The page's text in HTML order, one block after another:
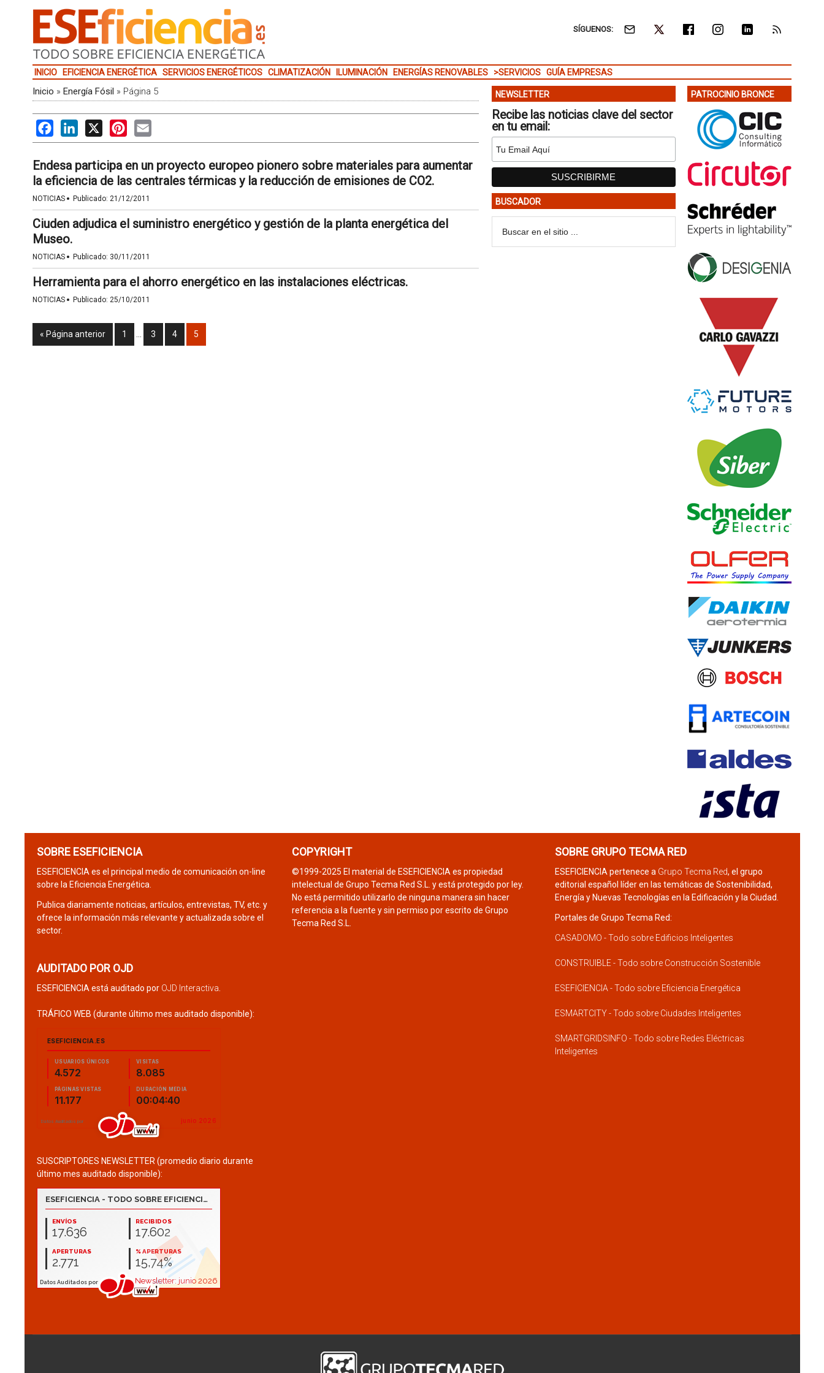
SÍGUENOS:
INICIO EFICIENCIA ENERGÉTICA SERVICIOS ENERGÉTICOS CLIMATIZACIÓN ILUMINACIÓN ENERGÍAS RENOVABLES >SERVICIOS GUÍA EMPRESAS
Inicio » Energía Fósil » Página 5
FacebookLinkedIn
X PinterestEmail
Endesa participa en un proyecto europeo pionero sobre materiales para aumentar
la eficiencia de las centrales térmicas y la reducción de emisiones de CO2.
NOTICIAS · Publicado: 21/12/2011
Ciuden adjudica el suministro energético y gestión de la planta energética del
Museo.
NOTICIAS · Publicado: 30/11/2011
Herramienta para el ahorro energético en las instalaciones eléctricas.
NOTICIAS · Publicado: 25/10/2011
« Página anterior 1 3 4 5
NEWSLETTER
Recibe las noticias clave del sector
en tu email:
BUSCADOR
PATROCINIO BRONCE
SOBRE ESEFICIENCIA
ESEFICIENCIA es el principal medio de comunicación on-line
sobre la Eficiencia Energética.
Publica diariamente noticias, artículos, entrevistas, TV, etc. y
ofrece la información más relevante y actualizada sobre el
sector.
AUDITADO POR OJD
ESEFICIENCIA está auditado por OJD Interactiva
TRÁFICO WEB (durante último mes auditado disponible):
SUSCRIPTORES NEWSLETTER (promedio diario durante
último mes auditado disponible):
COPYRIGHT
©1999-2025 El material de ESEFICIENCIA es propiedad
intelectual de Grupo Tecma Red S.L. y está protegido por ley.
No está permitido utilizarlo de ninguna manera sin hacer
referencia a la fuente y sin permiso por escrito de Grupo
Tecma Red S.L.
SOBRE GRUPO TECMA RED
ESEFICIENCIA pertenece a Grupo Tecma Red, el grupo
editorial español líder en las temáticas de Sostenibilidad,
Energía y Nuevas Tecnologías en la Edificación y la Ciudad.
Portales de Grupo Tecma Red:
CASADOMO - Todo sobre Edificios Inteligentes
CONSTRUIBLE - Todo sobre Construcción Sostenible
ESEFICIENCIA - Todo sobre Eficiencia Energética
ESMARTCITY - Todo sobre Ciudades Inteligentes
SMARTGRIDSINFO - Todo sobre Redes Eléctricas
Inteligentes